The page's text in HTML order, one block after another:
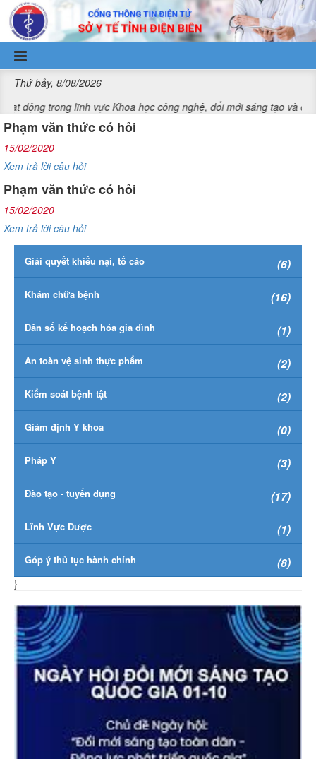
Truy cập nội dung luôn
Thứ bảy, 8/08/2026
lĩnh vực Khoa học công nghệ, đổi mới sáng tạo và chuyển đổi
Phạm văn thức có hỏi
15/02/2020
Xem trả lời câu hỏi
Phạm văn thức có hỏi
15/02/2020
Xem trả lời câu hỏi
Giải quyết khiếu nại, tố cáo (6)
Khám chữa bệnh (16)
Dân số kế hoạch hóa gia đình (1)
An toàn vệ sinh thực phẩm (2)
Kiểm soát bệnh tật (2)
Giám định Y khoa (0)
Pháp Y (3)
Đào tạo - tuyển dụng (17)
Lĩnh Vực Dược (1)
Góp ý thủ tục hành chính (8)
}